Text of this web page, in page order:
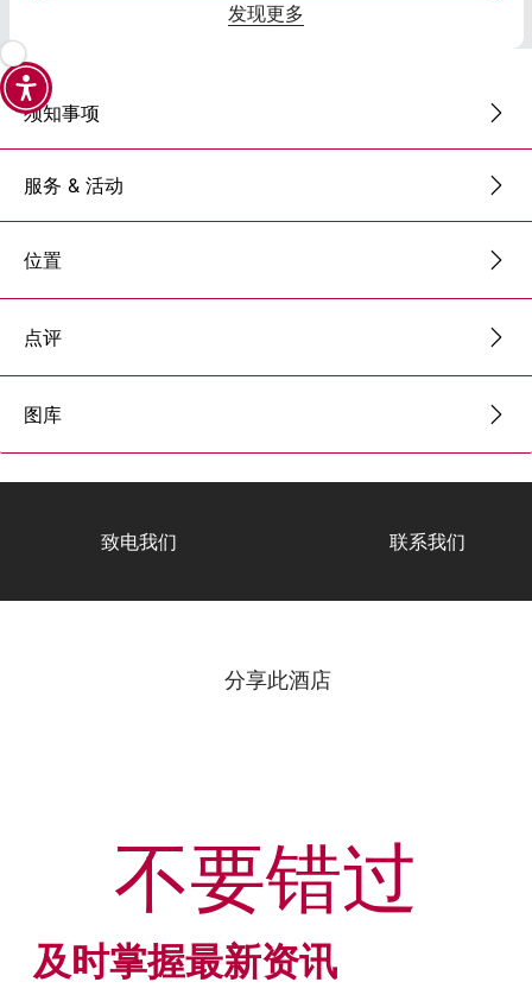
发现更多
须知事项
服务 & 活动
位置
点评
图库
致电我们 联系我们
分享此酒店
及时掌握最新资讯
不要错过